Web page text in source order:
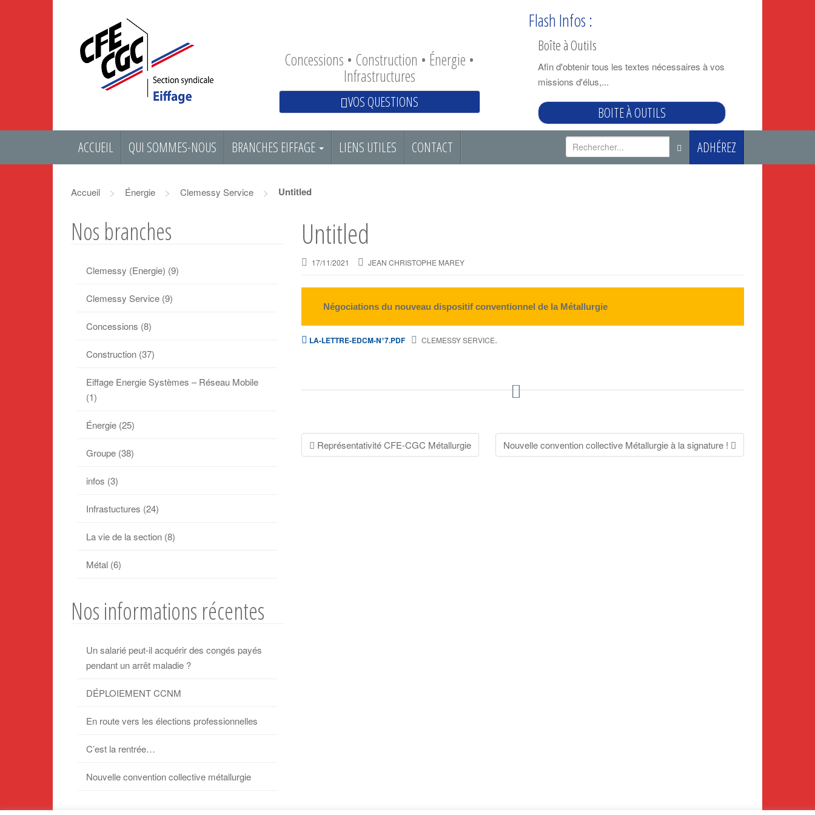
Concessions • Construction • Énergie •
Infrastructures
VOS QUESTIONS
Flash Infos :
Boîte à Outils
Afin d'obtenir tous les textes nécessaires à vos
missions d'élus,...
BOITE À OUTILS
ACCUEIL
QUI SOMMES-NOUS BRANCHES EIFFAGE LIENS UTILES CONTACT
e
.
.
ADHÉREZ
Accueil > Énergie > Clemessy Service > Untitled
Untitled
17/11/2021 JEAN CHRISTOPHE MAREY
Négociations du nouveau dispositif conventionnel de la Métallurgie
LA-LETTRE-EDCM-N°7.PDF CLEMESSY SERVICE.
Navigation
Représentativité CFE-CGC Métallurgie Nouvelle convention collective Métallurgie à la signature !
Nos branches
Clemessy (Energie) (9)
Clemessy Service (9)
Concessions (8)
Construction (37)
Eiffage Energie Systèmes – Réseau Mobile
(1)
Énergie (25)
Groupe (38)
infos (3)
Infrastuctures (24)
La vie de la section (8)
Métal (6)
Nos informations récentes
Un salarié peut-il acquérir des congés payés
pendant un arrêt maladie ?
DÉPLOIEMENT CCNM
En route vers les élections professionnelles
C’est la rentrée…
Nouvelle convention collective métallurgie